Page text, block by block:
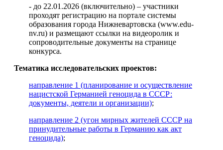
- до 22.01.2026 (включительно) – участники
проходят регистрацию на портале системы
образования города Нижневартовска (www.edu-
nv.ru) и размещают ссылки на видеоролик и
сопроводительные документы на странице
конкурса.
Тематика исследовательских проектов:
направление 1 (планирование и осуществление
нацистской Германией геноцида в СССР:
документы, деятели и организации);
направление 2 (угон мирных жителей СССР на
принудительные работы в Германию как акт
геноцида);